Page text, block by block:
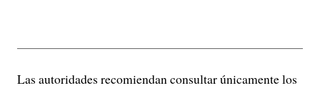
Las autoridades recomiendan consultar únicamente los